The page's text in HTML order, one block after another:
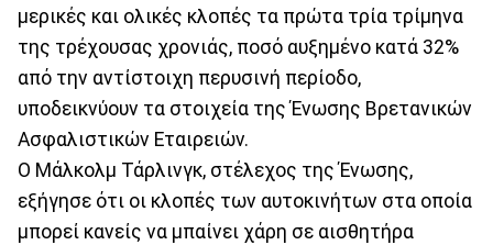
μερικές και ολικές κλοπές τα πρώτα τρία τρίμηνα
της τρέχουσας χρονιάς, ποσό αυξημένο κατά 32%
από την αντίστοιχη περυσινή περίοδο,
υποδεικνύουν τα στοιχεία της Ένωσης Βρετανικών
Ασφαλιστικών Εταιρειών.
Ο Μάλκολμ Τάρλινγκ, στέλεχος της Ένωσης,
εξήγησε ότι οι κλοπές των αυτοκινήτων στα οποία
μπορεί κανείς να μπαίνει χάρη σε αισθητήρα